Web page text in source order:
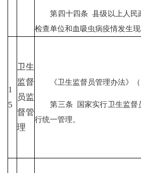
第四十四条 县级以上人民政
检查单位和血吸虫病疫情发生
1
5
卫生
监督
员监
督管
理
《卫生监督员管理办法》（
第三条 国家实行卫生监督员
行统一管理。